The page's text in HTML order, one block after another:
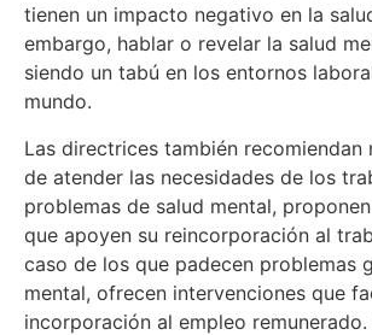
tienen un impacto negativo en la
embargo, hablar o revelar la salud
siendo un tabú en los entornos
mundo.
Las directrices también recomiendan
de atender las necesidades de los
problemas de salud mental,
que apoyen su reincorporación al
caso de los que padecen problemas
mental, ofrecen intervenciones que
incorporación al empleo